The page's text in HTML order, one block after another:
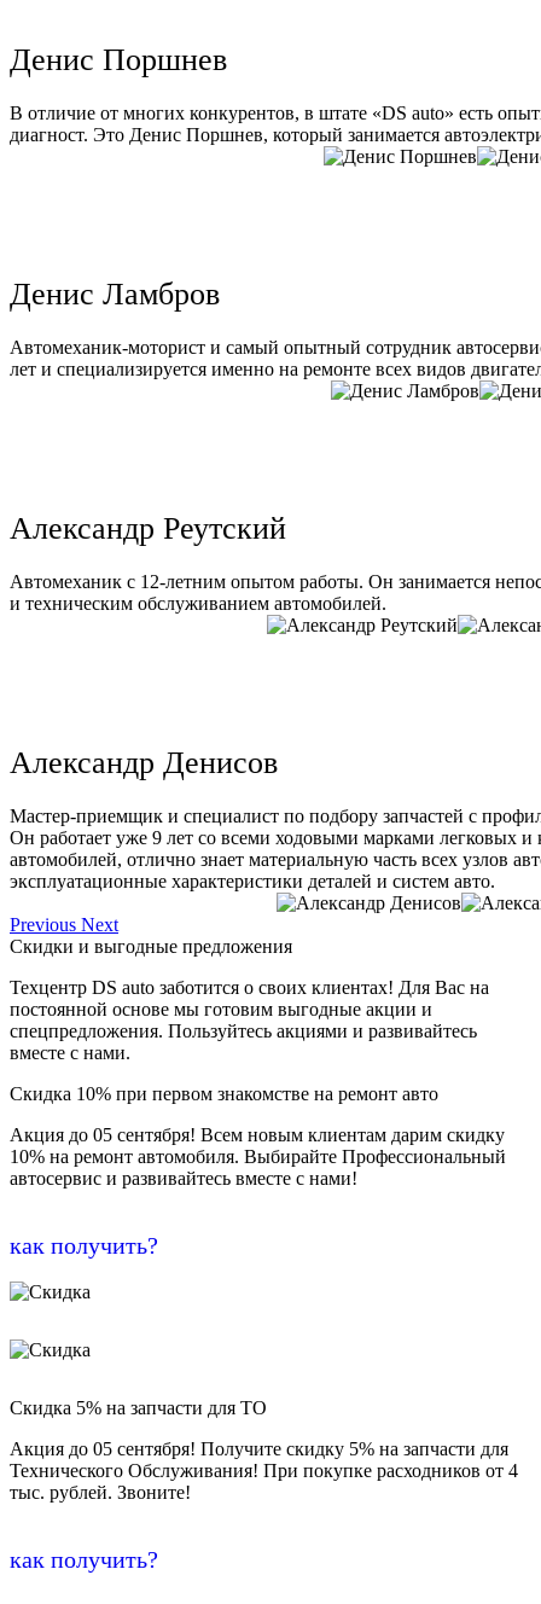
Денис Поршнев
В отличие от многих конкурентов, в штате «DS auto» есть
диагност. Это Денис Поршнев, который занимается
Денис Ламбров
Автомеханик-моторист и самый опытный сотрудник
лет и специализируется именно на ремонте всех видов
Александр Реутский
Автомеханик с 12-летним опытом работы. Он занимается
и техническим обслуживанием автомобилей.
Александр Денисов
Мастер-приемщик и специалист по подбору запчастей с
Он работает уже 9 лет со всеми ходовыми марками легковых и
автомобилей, отлично знает материальную часть всех узлов
эксплуатационные характеристики деталей и систем авто.
Previous Next
Скидки и выгодные предложения
Техцентр DS auto заботится о своих клиентах! Для Вас на
постоянной основе мы готовим выгодные акции и
спецпредложения. Пользуйтесь акциями и развивайтесь
вместе с нами.
Скидка 10% при первом знакомстве на ремонт авто
Акция до 05 сентября! Всем новым клиентам дарим скидку
10% на ремонт автомобиля. Выбирайте Профессиональный
автосервис и развивайтесь вместе с нами!
как получить?
Скидка 5% на запчасти для ТО
Акция до 05 сентября! Получите скидку 5% на запчасти для
Технического Обслуживания! При покупке расходников от 4
тыс. рублей. Звоните!
как получить?